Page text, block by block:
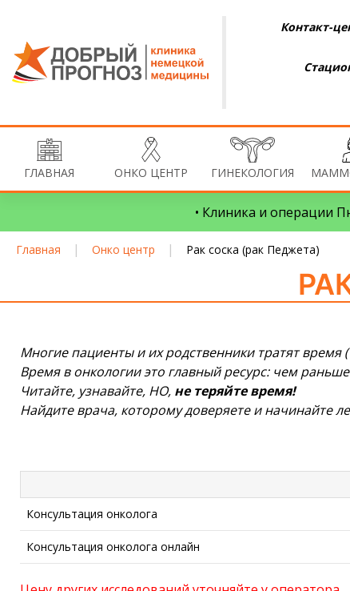
Контакт-
ГЛАВНАЯ ОНКО ЦЕНТР ГИНЕКОЛОГИЯ
• Клиника и операции
Главная | Онко центр | Рак соска (рак Педжета)
Многие пациенты и их родственники тратят время
Время в онкологии это главный ресурс: чем
Читайте, узнавайте, НО, не теряйте время!
Найдите врача, которому доверяете и начинайте
Консультация онколога
Консультация онколога онлайн